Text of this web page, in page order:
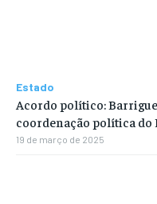
Estado
Acordo político:
coordenação política do
19 de março de 2025